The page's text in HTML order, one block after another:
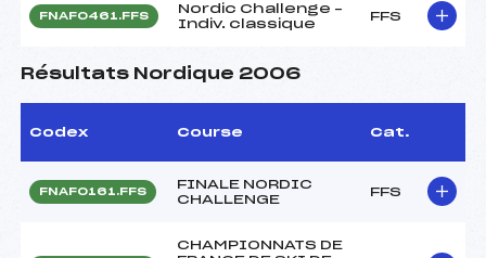
FNAF0461.FFS
Nordic Challenge –
Indiv. classique
FFS
Résultats Nordique 2006
Codex Course Cat.
FNAF0161.FFS
FINALE NORDIC
CHALLENGE
FFS
CHAMPIONNATS DE